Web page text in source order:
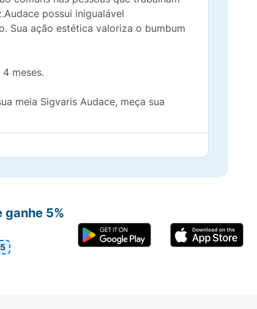
possui inigualável
Sua ação estética valoriza o bumbum
4 meses.
meia Sigvaris Audace, meça sua
estejam descritas na tabela,
ganhe 5%